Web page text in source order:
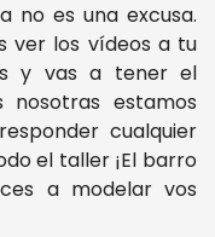
no es una excusa.
ver los vídeos a tu
y vas a tener el
estamos
cualquier
el taller ¡El barro
a modelar vos